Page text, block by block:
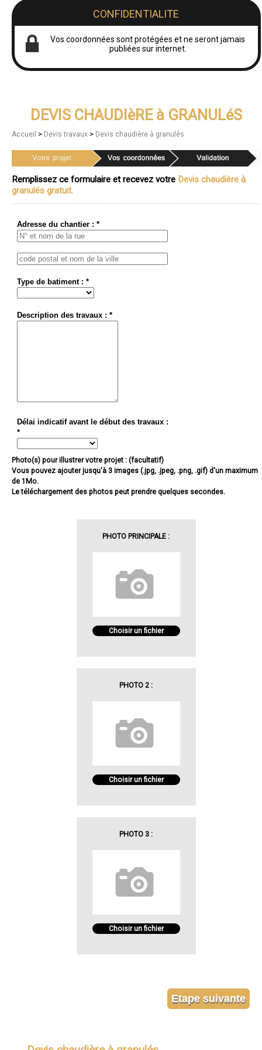
CONFIDENTIALITE
Vos coordonnées sont protégées et ne seront jamais
publiées sur internet.
DEVIS CHAUDIèRE à GRANULéS
Accueil > Devis travaux > Devis chaudière à granulés
Remplissez ce formulaire et recevez votre Devis chaudière à
granulés gratuit.
Adresse du chantier : *
Type de batiment : *
Description des travaux : *
Délai indicatif avant le début des travaux :
*
Photo(s) pour illustrer votre projet : (facultatif)
Vous pouvez ajouter jusqu'à 3 images (.jpg, .jpeg, .png, .gif) d'un maximum
de 1Mo.
Le téléchargement des photos peut prendre quelques secondes.
PHOTO PRINCIPALE :
Choisir un fichier
PHOTO 2 :
Choisir un fichier
PHOTO 3 :
Choisir un fichier